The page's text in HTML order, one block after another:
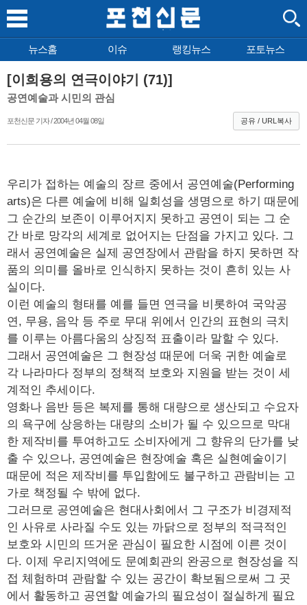
뉴스홈 이슈 랭킹뉴스 포토뉴스
[이희용의 연극이야기 (71)]
공연예술과 시민의 관심
포천신문 기자 / 2004년 04월 08일 공유 / URL복사
우리가 접하는 예술의 장르 중에서 공연예술(Performing
arts)은 다른 예술에 비해 일회성을 생명으로 하기 때문에
그 순간의 보존이 이루어지지 못하고 공연이 되는 그 순
간 바로 망각의 세계로 없어지는 단점을 가지고 있다. 그
래서 공연예술은 실제 공연장에서 관람을 하지 못하면 작
품의 의미를 올바로 인식하지 못하는 것이 흔히 있는 사
실이다.
이런 예술의 형태를 예를 들면 연극을 비롯하여 국악공
연, 무용, 음악 등 주로 무대 위에서 인간의 표현의 극치
를 이루는 아름다움의 상징적 표출이라 말할 수 있다.
그래서 공연예술은 그 현장성 때문에 더욱 귀한 예술로
각 나라마다 정부의 정책적 보호와 지원을 받는 것이 세
계적인 추세이다.
영화나 음반 등은 복제를 통해 대량으로 생산되고 수요자
의 욕구에 상응하는 대량의 소비가 될 수 있으므로 막대
한 제작비를 투여하고도 소비자에게 그 향유의 단가를 낮
출 수 있으나, 공연예술은 현장예술 혹은 실현예술이기
때문에 적은 제작비를 투입함에도 불구하고 관람비는 고
가로 책정될 수 밖에 없다.
그러므로 공연예술은 현대사회에서 그 구조가 비경제적
인 사유로 사라질 수도 있는 까닭으로 정부의 적극적인
보호와 시민의 뜨거운 관심이 필요한 시점에 이른 것이
다. 이제 우리지역에도 문예회관의 완공으로 현장성을 직
접 체험하며 관람할 수 있는 공간이 확보됨으로써 그 곳
에서 활동하고 공연할 예술가의 필요성이 절실하게 필요